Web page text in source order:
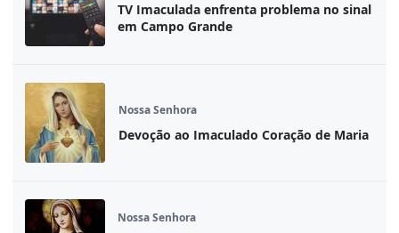
TV Imaculada enfrenta problema no sinal
em Campo Grande
Nossa Senhora
Devoção ao Imaculado Coração de Maria
Nossa Senhora